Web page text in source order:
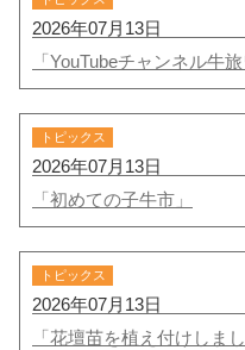
2026年07月13日
「YouTubeチャンネル牛
トピックス
2026年07月13日
「初めての子牛市」
トピックス
2026年07月13日
「花壇苗を植え付けしまし